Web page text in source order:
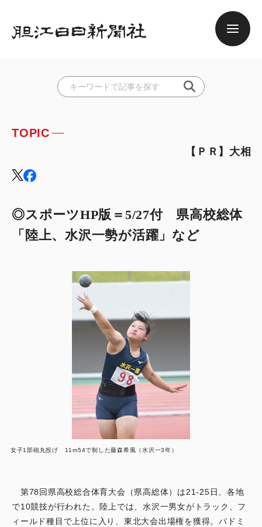
TOPIC
【ＰＲ】大相撲奥州場所
◎スポーツHP版＝5/27付 県高校総体
「陸上、水沢一勢が活躍」など
女子1部砲丸投げ 11m54で制した藤森希風（水沢一3年）
第78回県高校総合体育大会（県高総体）は21-25日、各地
で10競技が行われた。陸上では、水沢一男女がトラック、フ
ィールド種目で上位に入り、東北大会出場権を獲得。バドミ